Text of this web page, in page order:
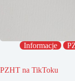
Informacje
PZHT na TikToku